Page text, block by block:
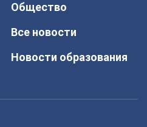
Общество
Все новости
Новости образования